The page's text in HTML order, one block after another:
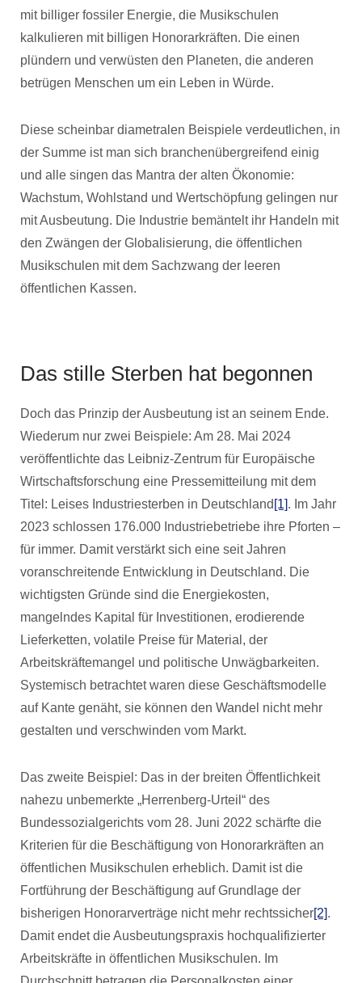
mit billiger fossiler Energie, die Musikschulen
kalkulieren mit billigen Honorarkräften. Die einen
plündern und verwüsten den Planeten, die anderen
betrügen Menschen um ein Leben in Würde.
Diese scheinbar diametralen Beispiele verdeutlichen, in
der Summe ist man sich branchenübergreifend einig
und alle singen das Mantra der alten Ökonomie:
Wachstum, Wohlstand und Wertschöpfung gelingen nur
mit Ausbeutung. Die Industrie bemäntelt ihr Handeln mit
den Zwängen der Globalisierung, die öffentlichen
Musikschulen mit dem Sachzwang der leeren
öffentlichen Kassen.
Das stille Sterben hat begonnen
Doch das Prinzip der Ausbeutung ist an seinem Ende.
Wiederum nur zwei Beispiele: Am 28. Mai 2024
veröffentlichte das Leibniz-Zentrum für Europäische
Wirtschaftsforschung eine Pressemitteilung mit dem
Titel: Leises Industriesterben in Deutschland [1]. Im Jahr
2023 schlossen 176.000 Industriebetriebe ihre Pforten –
für immer. Damit verstärkt sich eine seit Jahren
voranschreitende Entwicklung in Deutschland. Die
wichtigsten Gründe sind die Energiekosten,
mangelndes Kapital für Investitionen, erodierende
Lieferketten, volatile Preise für Material, der
Arbeitskräftemangel und politische Unwägbarkeiten.
Systemisch betrachtet waren diese Geschäftsmodelle
auf Kante genäht, sie können den Wandel nicht mehr
gestalten und verschwinden vom Markt.
Das zweite Beispiel: Das in der breiten Öffentlichkeit
nahezu unbemerkte „Herrenberg-Urteil“ des
Bundessozialgerichts vom 28. Juni 2022 schärfte die
Kriterien für die Beschäftigung von Honorarkräften an
öffentlichen Musikschulen erheblich. Damit ist die
Fortführung der Beschäftigung auf Grundlage der
bisherigen Honorarverträge nicht mehr rechtssicher[2].
Damit endet die Ausbeutungspraxis hochqualifizierter
Arbeitskräfte in öffentlichen Musikschulen. Im